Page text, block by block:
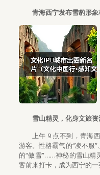
青海西宁发布雪豹形
雪山精灵，化身文旅资
上午 9 点不到，青海
游客。性格霸气的“凌不服
的“傲雪”……神秘的雪山精
客前来打卡，成为西宁的一